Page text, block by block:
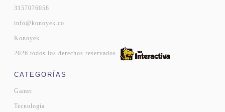
3157076058
info@konoyek.co
Konoyek
2026 todos los derechos reservados
CATEGORÍAS
Gamer
Tecnología